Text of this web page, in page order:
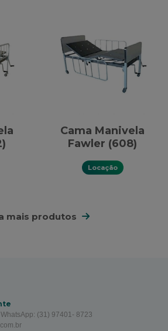
Cama Manivela
Fawler (608)
Locação
mais produtos
(31) 97401- 8723